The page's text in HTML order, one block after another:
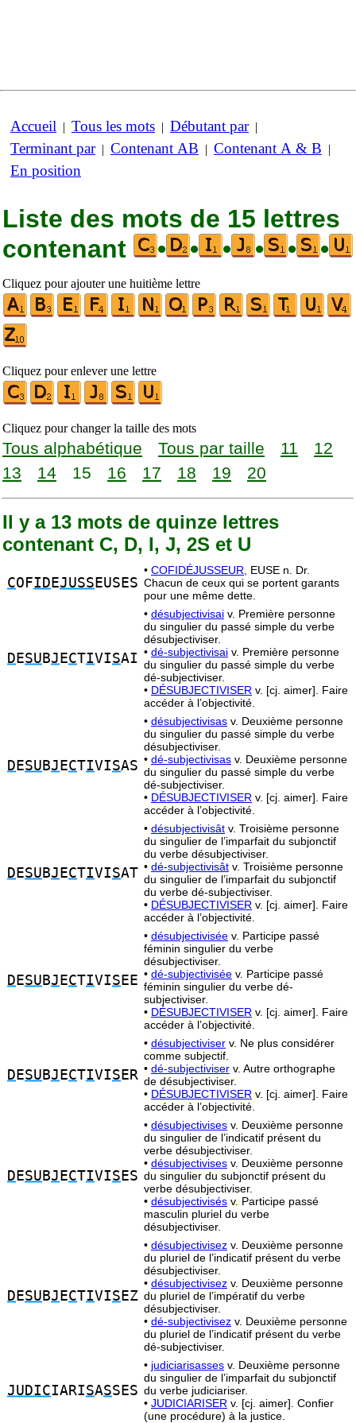
Accueil | Tous les mots | Débutant par|
Terminant par| Contenant AB | Contenant A & B |
En position
Liste des mots de 15 lettres
contenant
• • • • • •
Cliquez pour ajouter une huitième lettre
Cliquez pour enlever une lettre
Cliquez pour changer la taille des mots
Tous alphabétique Tous par taille 11
12
13
14 15 16 17 18 19 20
Il y a 13 mots de quinze lettres
contenant C, D, I, J, 2S et U
COFID EJUSS EUSES
• COFIDÉJUSSEUR,
EUSE n. Dr.
Chacun de ceux qui se portent garants
pour une même dette.
D ESU BJ ECTIVISAI
• désubjectivisai v. Première personne
du singulier du passé simple du verbe
désubjectiviser.
• dé-subjectivisai v. Première personne
du singulier du passé simple du verbe
dé-subjectiviser.
• DÉSUBJECTIVISER v. [cj. aimer]. Faire
accéder à l’objectivité.
D ESU BJ ECTIVISAS
• désubjectivisas v. Deuxième personne
du singulier du passé simple du verbe
désubjectiviser.
• dé-subjectivisas v. Deuxième personne
du singulier du passé simple du verbe
dé-subjectiviser.
• DÉSUBJECTIVISER v. [cj. aimer]. Faire
accéder à l’objectivité.
D ESU BJ ECTIVISAT
• désubjectivisât v. Troisième personne
du singulier de l’imparfait du subjonctif
du verbe désubjectiviser.
• dé-subjectivisât v. Troisième personne
du singulier de l’imparfait du subjonctif
du verbe dé-subjectiviser.
• DÉSUBJECTIVISER v. [cj. aimer]. Faire
accéder à l’objectivité.
D ESU BJ ECTIVIS EE
• désubjectivisée v. Participe passé
féminin singulier du verbe
désubjectiviser.
• dé-subjectivisée v. Participe passé
féminin singulier du verbe dé-
subjectiviser.
• DÉSUBJECTIVISER v. [cj. aimer]. Faire
accéder à l’objectivité.
D ESU BJ ECTIVIS ER
• désubjectiviser v. Ne plus considérer
comme subjectif.
• dé-subjectiviser v. Autre orthographe
de désubjectiviser.
• DÉSUBJECTIVISER v. [cj. aimer]. Faire
accéder à l’objectivité.
D ESU BJ ECTIVIS ES
• désubjectivises v. Deuxième personne
du singulier de l’indicatif présent du
verbe désubjectiviser.
• désubjectivises v. Deuxième personne
du singulier du subjonctif présent du
verbe désubjectiviser.
• désubjectivisés v. Participe passé
masculin pluriel du verbe
désubjectiviser.
D ESU BJ ECTIVIS EZ
• désubjectivisez v. Deuxième personne
du pluriel de l’indicatif présent du verbe
désubjectiviser.
• désubjectivisez v. Deuxième personne
du pluriel de l’impératif du verbe
désubjectiviser.
• dé-subjectivisez v. Deuxième personne
du pluriel de l’indicatif présent du verbe
dé-subjectiviser.
JUDICIARISASSES
• judiciarisasses v. Deuxième personne
du singulier de l’imparfait du subjonctif
du verbe judiciariser.
• JUDICIARISER v. [cj. aimer]. Confier
(une procédure) à la justice.